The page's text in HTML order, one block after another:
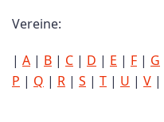
Vereine:
| A | B | C | D | E | F | G
P | Q | R | S | T | U | V |